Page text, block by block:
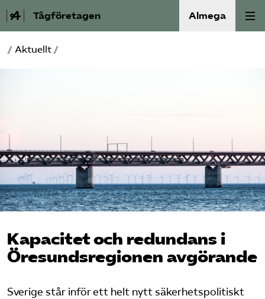
Tågföretagen Almega
Aktuellt
Aktiviteter
Om oss
Kontakt
Mina sidor (almega.se)
Bli medlem
/ Aktuellt /
Kapacitet och redundans i
Öresundsregionen avgörande
Sverige står inför ett helt nytt säkerhetspolitiskt